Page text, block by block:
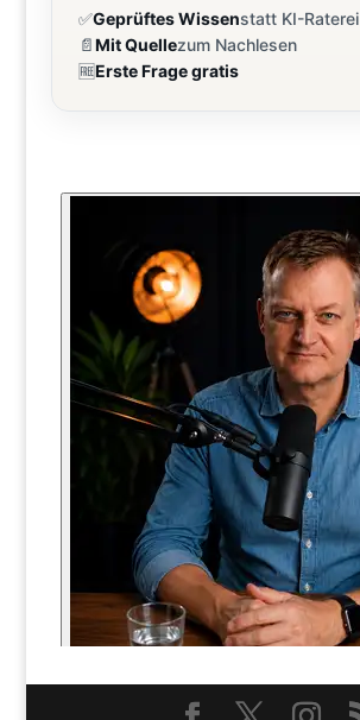
✅Geprüftes Wissenstatt KI-Raterei
📄Mit Quellezum Nachlesen
🆓Erste Frage gratis